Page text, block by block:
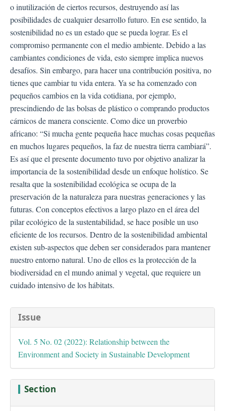
o inutilización de ciertos recursos, destruyendo así las
posibilidades de cualquier desarrollo futuro. En ese sentido, la
sostenibilidad no es un estado que se pueda lograr. Es el
compromiso permanente con el medio ambiente. Debido a las
cambiantes condiciones de vida, esto siempre implica nuevos
desafíos. Sin embargo, para hacer una contribución positiva, no
tienes que cambiar tu vida entera. Ya se ha comenzado con
pequeños cambios en la vida cotidiana, por ejemplo,
prescindiendo de las bolsas de plástico o comprando productos
cárnicos de manera consciente. Como dice un proverbio
africano: “Si mucha gente pequeña hace muchas cosas pequeñas
en muchos lugares pequeños, la faz de nuestra tierra cambiará”.
Es así que el presente documento tuvo por objetivo analizar la
importancia de la sostenibilidad desde un enfoque holístico. Se
resalta que la sostenibilidad ecológica se ocupa de la
preservación de la naturaleza para nuestras generaciones y las
futuras. Con conceptos efectivos a largo plazo en el área del
pilar ecológico de la sustentabilidad, se hace posible un uso
eficiente de los recursos. Dentro de la sostenibilidad ambiental
existen sub-aspectos que deben ser considerados para mantener
nuestro entorno natural. Uno de ellos es la protección de la
biodiversidad en el mundo animal y vegetal, que requiere un
cuidado intensivo de los hábitats.
Issue
Vol. 5 No. 02 (2022): Relationship between the
Environment and Society in Sustainable Development
Section